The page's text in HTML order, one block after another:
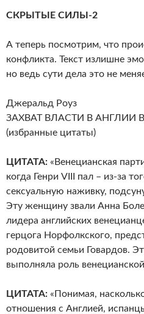
СКРЫТЫЕ СИЛЫ-2
А теперь посмотрим, что
конфликта. Текст излишне
но ведь сути дела это не
Джеральд Роуз
ЗАХВАТ ВЛАСТИ В АНГЛИИ
(избранные цитаты)
ЦИТАТА: «Венецианская
когда Генри VIII пал – из-за
сексуальную наживку,
Эту женщину звали Анна
лидера английских
герцога Норфолкского,
родовитой семьи Говардов.
выполняла роль
ЦИТАТА: «Понимая,
отношения с Англией,